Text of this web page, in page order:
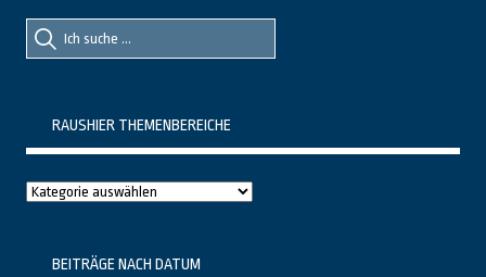
Suche
nach::
Suche
nach:
RAUSHIER THEMENBEREICHE
Raushier
BEITRÄGE NACH DATUM